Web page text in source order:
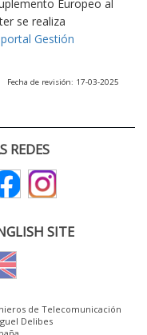
Europeo al
se realiza
portal Gestión
Fecha de revisión: 17-03-2025
REDES
SITE
de Telecomunicación
Delibes